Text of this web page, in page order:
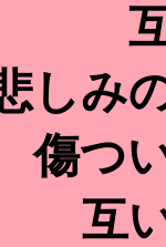
しみ
傷つ
互